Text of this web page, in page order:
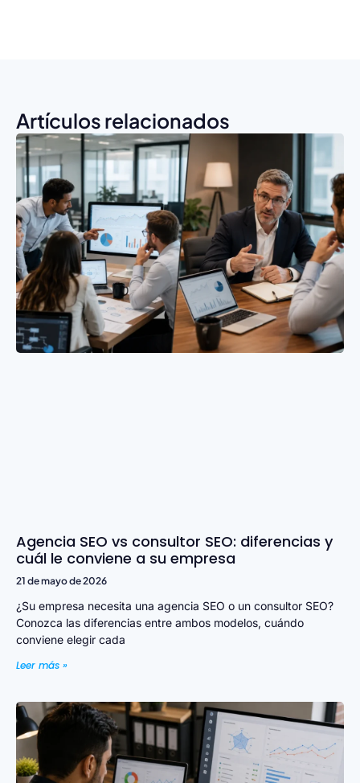
Artículos relacionados
Agencia SEO vs consultor SEO: diferencias y
cuál le conviene a su empresa
21 de mayo de 2026
¿Su empresa necesita una agencia SEO o un consultor SEO?
Conozca las diferencias entre ambos modelos, cuándo
conviene elegir cada
Leer más »